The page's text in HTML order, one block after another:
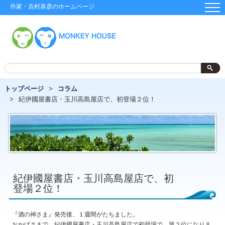
作家・吉村喜彦のホームページ
トップページ
コラム
紀伊國屋書店・玉川高島屋店で、初登場２位！
紀伊國屋書店・玉川高島屋店で、初
登場２位！
『酒の神さま』発売後、１週間がたちました。